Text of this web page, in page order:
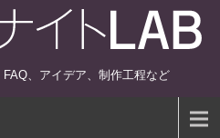
、アイデア、制作工程など